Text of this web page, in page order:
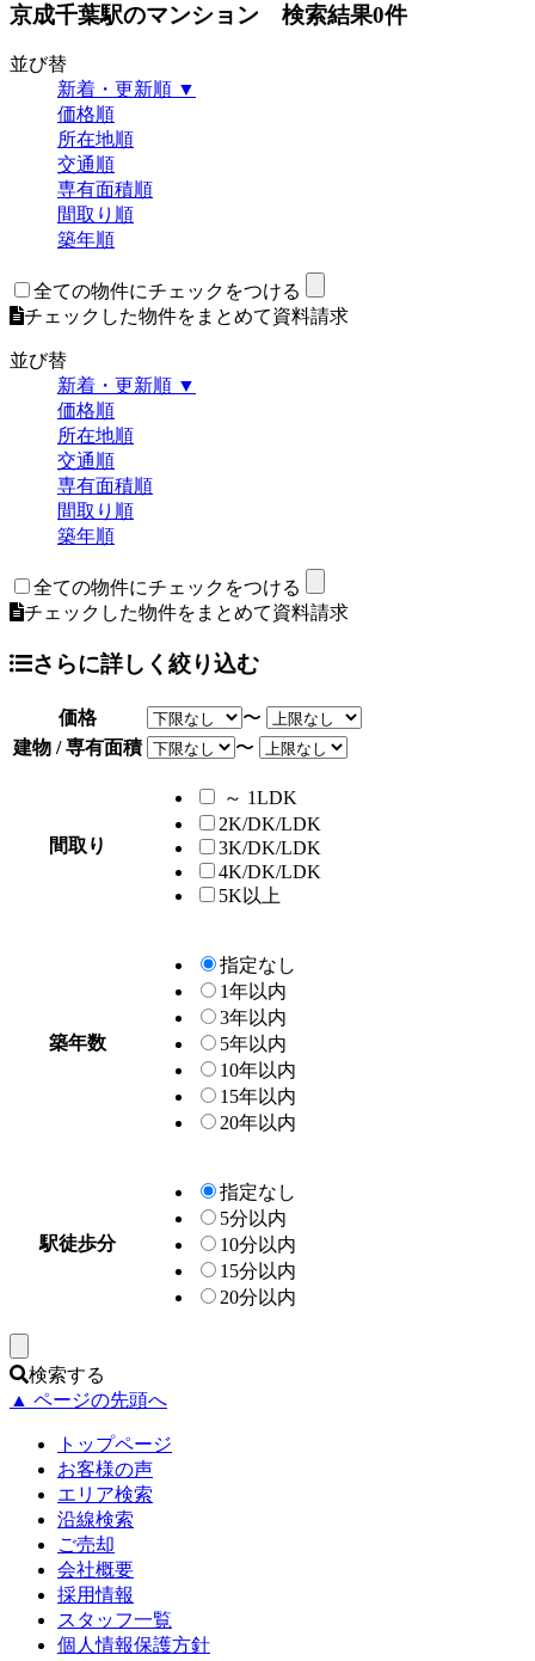
京成千葉駅のマンション 検索結果0件
並び替
新着・更新順 ▼
価格順
所在地順
交通順
専有面積順
間取り順
築年順
全ての物件にチェックをつける
チェックした物件をまとめて資料請求
並び替
新着・更新順 ▼
価格順
所在地順
交通順
専有面積順
間取り順
築年順
全ての物件にチェックをつける
チェックした物件をまとめて資料請求
さらに詳しく絞り込む
価格
〜
建物 / 専有面積
〜
間取り
～ 1LDK
2K/DK/LDK
3K/DK/LDK
4K/DK/LDK
5K以上
築年数
指定なし
1年以内
3年以内
5年以内
10年以内
15年以内
20年以内
駅徒歩分
指定なし
5分以内
10分以内
15分以内
20分以内
検索する
▲ ページの先頭へ
トップページ
お客様の声
エリア検索
沿線検索
ご売却
会社概要
採用情報
スタッフ一覧
個人情報保護方針